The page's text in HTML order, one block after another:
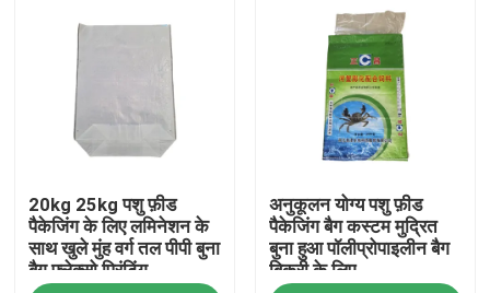
20kg 25kg पशु फ़ीड
पैकेजिंग के लिए लमिनेशन के
साथ खुले मुंह वर्ग तल पीपी बुना
बैग फ्लेक्सो प्रिंटिंग
अनुकूलन योग्य पशु फ़ीड
पैकेजिंग बैग कस्टम मुद्रित
बुना हुआ पॉलीप्रोपाइलीन बैग
बिक्री के लिए